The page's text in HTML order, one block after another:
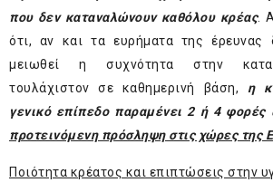
που δεν καταναλώνουν καθόλου κρέας.
ότι, αν και τα ευρήματα της έρευνας
μειωθεί η συχνότητα στην
τουλάχιστον σε καθημερινή βάση, η
γενικό επίπεδο παραμένει 2 ή 4
προτεινόμενη πρόσληψη στις χώρες της
Ποιότητα κρέατος και επιπτώσεις στην